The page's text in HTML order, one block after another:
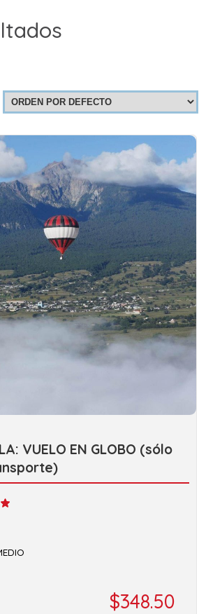
VUELO EN GLOBO (sólo
$348.50